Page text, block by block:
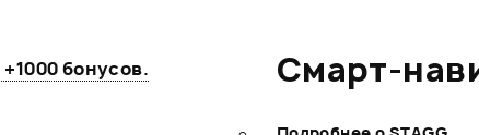
+1000 бонусов. Смарт-